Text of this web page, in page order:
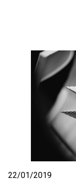
22/01/2019